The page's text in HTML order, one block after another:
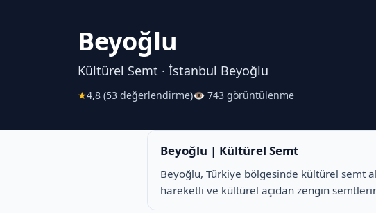
Beyoğlu
Kültürel Semt · İstanbul Beyoğlu
★4,8 (53 değerlendirme)👁 743 görüntülenme
Beyoğlu | Kültürel Semt
Beyoğlu, Türkiye bölgesinde kültürel semt
hareketli ve kültürel açıdan zengin